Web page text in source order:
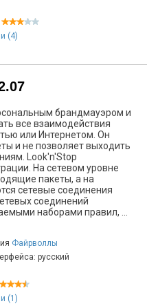
(4)
брандмауэром и
все взаимодействия
или Интернетом. Он
и не позволяет выходить
Look'n'Stop
На сетевом уровне
пакеты, а на
сетевые соединения
соединений
наборами правил, ...
Файрволлы
русский
(1)